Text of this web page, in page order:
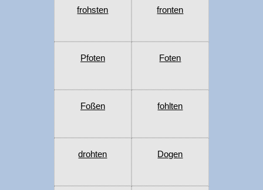
frohsten fronten
Pfoten Foten
Foßen fohlten
drohten Dogen